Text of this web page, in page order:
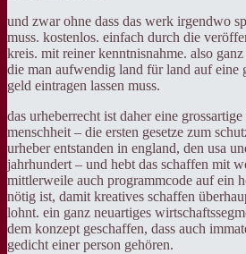
und zwar ohne dass das werk irgendwo
muss. kostenlos. einfach durch die
kreis. mit reiner kenntnisnahme. also ganz
die man aufwendig land für land auf eine
geld eintragen lassen muss.
das urheberrecht ist daher eine
menschheit – die ersten gesetze zum
urheber entstanden in england, den usa
jahrhundert – und hebt das schaffen mit
mittlerweile auch programmcode auf ein
nötig ist, damit kreatives schaffen
lohnt. ein ganz neuartiges
dem konzept geschaffen, dass auch
gedicht einer person gehören.